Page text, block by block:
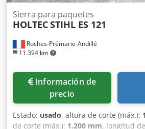
Roches-Prémarie-Andillé
11.394 km
Sierra para paquetes
HOLTECSTIHL ES 121
Información de
precio
Estado: usado, altura de corte (máx.):
de corte (máx.): 1.200 mm, longitud